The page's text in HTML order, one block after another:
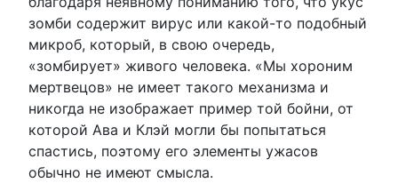
зомби содержит вирус или какой-то подобный
микроб, который, в свою очередь,
«зомбирует» живого человека. «Мы хороним
мертвецов» не имеет такого механизма и
никогда не изображает пример той бойни, от
которой Ава и Клэй могли бы попытаться
спастись, поэтому его элементы ужасов
обычно не имеют смысла.